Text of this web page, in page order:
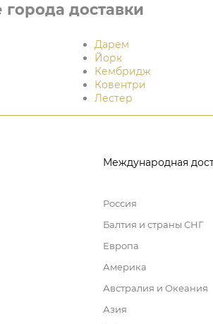
доставки
Дарем
Йорк
Кембридж
Ковентри
Лестер
Международная
Россия
Балтия и страны СНГ
Европа
Америка
Австралия и Океания
Азия